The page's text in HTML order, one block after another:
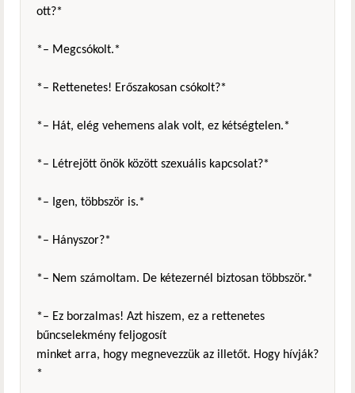
ott?*
*– Megcsókolt.*
*– Rettenetes! Erőszakosan csókolt?*
*– Hát, elég vehemens alak volt, ez kétségtelen.*
*– Létrejött önök között szexuális kapcsolat?*
*– Igen, többször is.*
*– Hányszor?*
*– Nem számoltam. De kétezernél biztosan többször.*
*– Ez borzalmas! Azt hiszem, ez a rettenetes
bűncselekmény feljogosít
minket arra, hogy megnevezzük az illetőt. Hogy hívják?
*